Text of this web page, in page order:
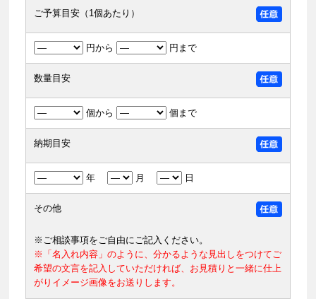
ご予算目安（1個あたり）
円から 円まで
数量目安
個から 個まで
納期目安
年 月 日
その他
※ご相談事項をご自由にご記入ください。
※「名入れ内容」のように、分かるような見出しをつけてご
希望の文言を記入していただければ、お見積りと一緒に仕上
がりイメージ画像をお送りします。